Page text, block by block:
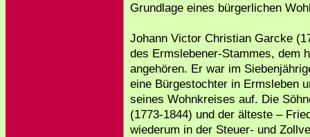
Grundlage eines bürgerlichen
Johann Victor Christian Garcke
des Ermslebener-Stammes, dem
angehören. Er war im
eine Bürgestochter in Ermsleben
seines Wohnkreises auf. Die
(1773-1844) und der älteste –
wiederum in der Steuer- und